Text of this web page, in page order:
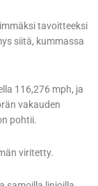
tavoitteeksi
siitä, kummassa
116,276 mph, ja
vakauden
pohtii.
viritetty.